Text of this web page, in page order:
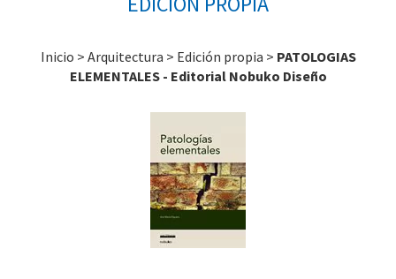
Inicio > Arquitectura > Edición propia > PATOLOGIAS
ELEMENTALES - Editorial Nobuko Diseño